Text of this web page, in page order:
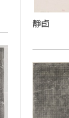
靜卣